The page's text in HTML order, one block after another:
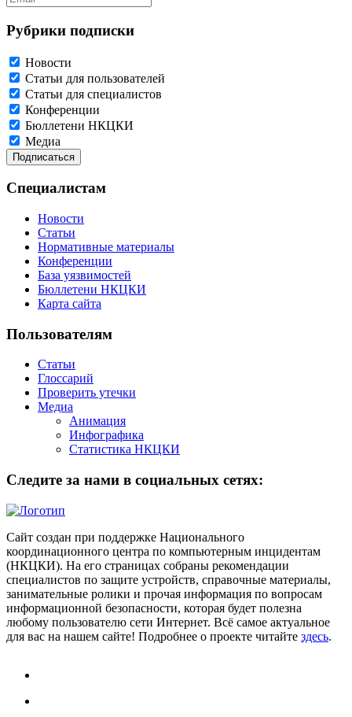
Рубрики подписки
Новости
Статьи для пользователей
Статьи для специалистов
Конференции
Бюллетени НКЦКИ
Медиа
Специалистам
Новости
Статьи
Нормативные материалы
Конференции
База уязвимостей
Бюллетени НКЦКИ
Карта сайта
Пользователям
Статьи
Глоссарий
Проверить утечки
Медиа
Анимация
Инфографика
Статистика НКЦКИ
Следите за нами в социальных сетях:
Сайт создан при поддержке Национального
координационного центра по компьютерным инцидентам
(НКЦКИ). На его страницах собраны рекомендации
специалистов по защите устройств, справочные материалы,
занимательные ролики и прочая информация по вопросам
информационной безопасности, которая будет полезна
любому пользователю сети Интернет. Всё самое актуальное
для вас на нашем сайте! Подробнее о проекте читайте здесь.